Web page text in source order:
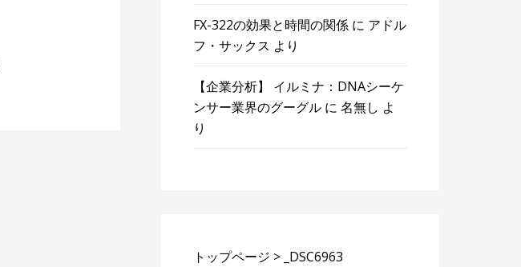
FX-322の効果と時間の関係 に アドル
フ・サックス より
【企業分析】 イルミナ：DNAシーケ
ンサー業界のグーグル に名無し よ
り
トップページ > _DSC6963